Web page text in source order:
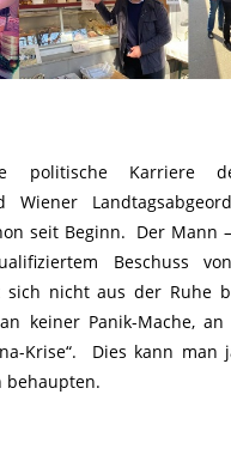
politische Karriere
Wiener
seit Beginn. Der Mann
Beschuss
sich nicht aus der Ruhe
keiner Panik-Mache,
Krise“. Dies kann man
behaupten.